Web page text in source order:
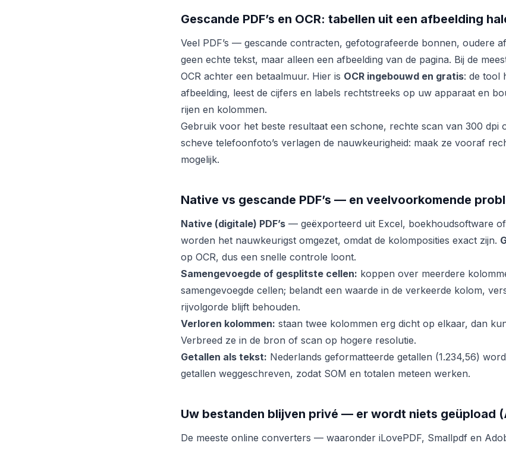
Gescande PDF’s en OCR: tabellen uit een afbeelding
Veel PDF’s — gescande contracten, gefotografeerde bonnen, oudere
geen echte tekst, maar alleen een afbeelding van de pagina. Bij de
OCR achter een betaalmuur. Hier is OCR ingebouwd en gratis: de tool
afbeelding, leest de cijfers en labels rechtstreeks op uw apparaat en
rijen en kolommen.
Gebruik voor het beste resultaat een schone, rechte scan van 300 dpi
scheve telefoonfoto’s verlagen de nauwkeurigheid: maak ze vooraf
mogelijk.
Native vs gescande PDF’s — en veelvoorkomende
Native (digitale) PDF’s — geëxporteerd uit Excel, boekhoudsoftware
worden het nauwkeurigst omgezet, omdat de kolomposities exact zijn.
op OCR, dus een snelle controle loont.
Samengevoegde of gesplitste cellen: koppen over meerdere
samengevoegde cellen; belandt een waarde in de verkeerde kolom,
rijvolgorde blijft behouden.
Verloren kolommen: staan twee kolommen erg dicht op elkaar, dan
Verbreed ze in de bron of scan op hogere resolutie.
Getallen als tekst: Nederlands geformatteerde getallen (1.234,56)
getallen weggeschreven, zodat SOM en totalen meteen werken.
Uw bestanden blijven privé — er wordt niets geüpload
De meeste online converters — waaronder iLovePDF, Smallpdf en